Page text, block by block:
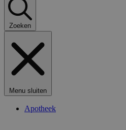
Zoeken
Menu sluiten
Apotheek